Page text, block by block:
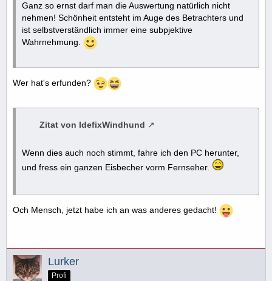
Ganz so ernst darf man die Auswertung natürlich nicht
nehmen! Schönheit entsteht im Auge des Betrachters und
ist selbstverständlich immer eine subpjektive
Wahrnehmung.
Wer hat's erfunden?
Zitat von IdefixWindhund
Wenn dies auch noch stimmt, fahre ich den PC herunter,
und fress ein ganzen Eisbecher vorm Fernseher.
Och Mensch, jetzt habe ich an was anderes gedacht!
Lurker
Profi